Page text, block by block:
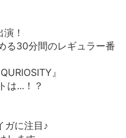
！
る30分間のレギュラー番
』
...！？
ガに注目♪